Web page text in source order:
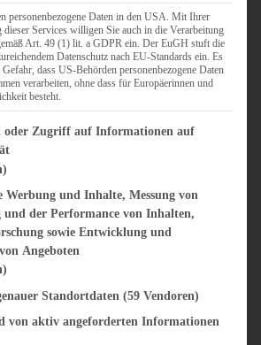
HERZHAFTES BACKEN
ONE-POT-GERICHTE
PASTA & NUDELGERICHTE
PIZZA, TARTES & QUICHES
REIS & RISOTTO
SALATE & SNACKS
SUPPENKASPEREIEN
VORSPEISEN
SÜSS & HERZHAFT
BROTAUFSTRICH
DIPS, SAUCEN, CHUTNEYS
KÜCHENGESCHENKE
personenbezogene Daten in den USA. Mit Ihrer
Services willigen Sie auch in die Verarbeitung
Art. 49 (1) lit. a GDPR ein. Der EuGH stuft die
Datenschutz nach EU-Standards ein. Es
dass US-Behörden personenbezogene Daten
verarbeiten, ohne dass für Europäerinnen und
besteht.
Liste der Zwecke des IAB Transparency and Consent
oder Zugriff auf Informationen auf
Werbung und Inhalte, Messung von
und der Performance von Inhalten,
sowie Entwicklung und
Angeboten
Standortdaten (59 Vendoren)
von aktiv angeforderten Informationen